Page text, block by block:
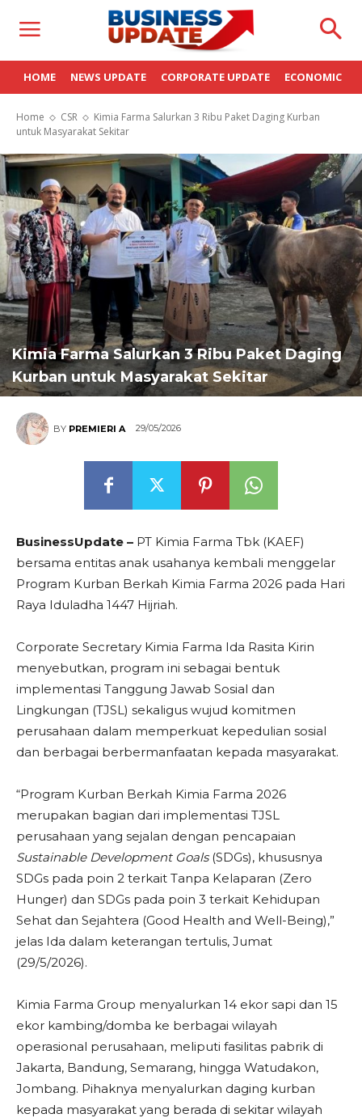
HOME NEWS UPDATE CORPORATE UPDATE ECONOMIC
Home CSR
Kimia Farma Salurkan 3 Ribu Paket Daging Kurban
untuk Masyarakat Sekitar
Kimia Farma Salurkan 3 Ribu Paket Daging
Kurban untuk Masyarakat Sekitar
BY PREMIERI A 29/05/2026
BusinessUpdate – PT Kimia Farma Tbk (KAEF)
bersama entitas anak usahanya kembali menggelar
Program Kurban Berkah Kimia Farma 2026 pada Hari
Raya Iduladha 1447 Hijriah.
Corporate Secretary Kimia Farma Ida Rasita Kirin
menyebutkan, program ini sebagai bentuk
implementasi Tanggung Jawab Sosial dan
Lingkungan (TJSL) sekaligus wujud komitmen
perusahaan dalam memperkuat kepedulian sosial
dan berbagai berbermanfaatan kepada masyarakat.
“Program Kurban Berkah Kimia Farma 2026
merupakan bagian dari implementasi TJSL
perusahaan yang sejalan dengan pencapaian
Sustainable Development Goals(SDGs), khususnya
SDGs pada poin 2 terkait Tanpa Kelaparan (Zero
Hunger) dan SDGs pada poin 3 terkait Kehidupan
Sehat dan Sejahtera (Good Health and Well-Being),”
jelas Ida dalam keterangan tertulis, Jumat
(29/5/2026).
Kimia Farma Group menyalurkan 14 ekor sapi dan 15
ekor kambing/domba ke berbagai wilayah
operasional perusahaan, meliputi fasilitas pabrik di
Jakarta, Bandung, Semarang, hingga Watudakon,
Jombang. Pihaknya menyalurkan daging kurban
kepada masyarakat yang berada di sekitar wilayah